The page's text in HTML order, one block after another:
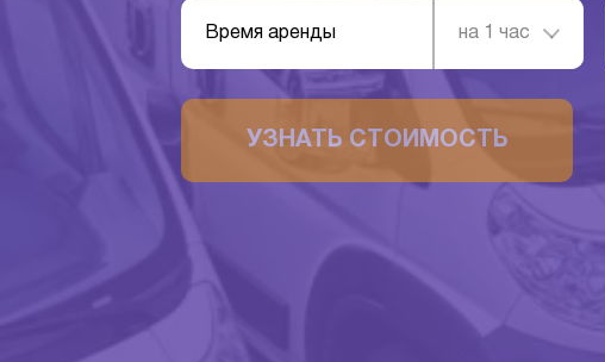
Время аренды на 1 час
УЗНАТЬ СТОИМОСТЬ